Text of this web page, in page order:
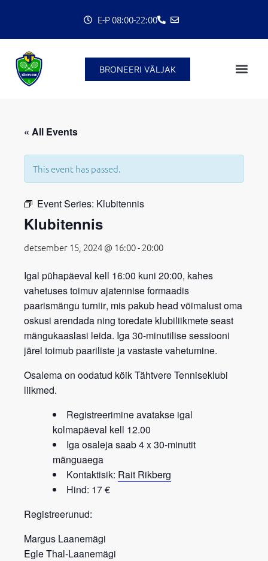
content
E-P 08:00-22:00
BRONEERI VÄLJAK
« All Events
This event has passed.
Event Series: Klubitennis
Klubitennis
detsember 15, 2024 @ 16:00-20:00
Igal pühapäeval kell 16:00 kuni 20:00, kahes
vahetuses toimuv ajatennise formaadis
paarismängu turniir, mis pakub head võimalust oma
oskusi arendada ning toredate klubiliikmete seast
mängukaaslasi leida. Iga 30-minutilise sessiooni
järel toimub paariliste ja vastaste vahetumine.
Osalema on oodatud kõikTähtvere Tenniseklubi
liikmed.
Registreerimine avatakse igal
kolmapäeval kell 12.00
Iga osaleja saab 4 x 30-minutit
mänguaega
Kontaktisik: Rait Rikberg
Hind: 17 €
Registreerunud:
Margus Laanemägi
Egle Thal-Laanemägi